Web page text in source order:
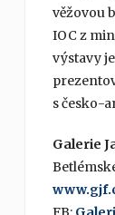
věžovou
IOC z
výstavy
s česko-
Galerie